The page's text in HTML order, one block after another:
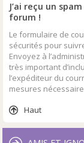
J’ai reçu un
forum !
Le formulaire de
sécurités pour
Envoyez à
très important
l’expéditeur du
mesures
Haut